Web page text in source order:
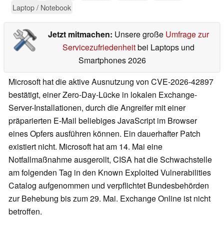
Laptop / Notebook
Jetzt mitmachen: Unsere große Umfrage zur
Servicezufriedenheitbei Laptops und
Smartphones 2026
Microsoft hat die aktive Ausnutzung von CVE-2026-42897
bestätigt, einer Zero-Day-Lücke in lokalen Exchange-
Server-Installationen, durch die Angreifer mit einer
präparierten E-Mail beliebiges JavaScript im Browser
eines Opfers ausführen können. Ein dauerhafter Patch
existiert nicht. Microsoft hat am 14. Mai eine
Notfallmaßnahme ausgerollt, CISA hat die Schwachstelle
am folgenden Tag in den Known Exploited Vulnerabilities
Catalog aufgenommen und verpflichtet Bundesbehörden
zur Behebung bis zum 29. Mai. Exchange Online ist nicht
betroffen.